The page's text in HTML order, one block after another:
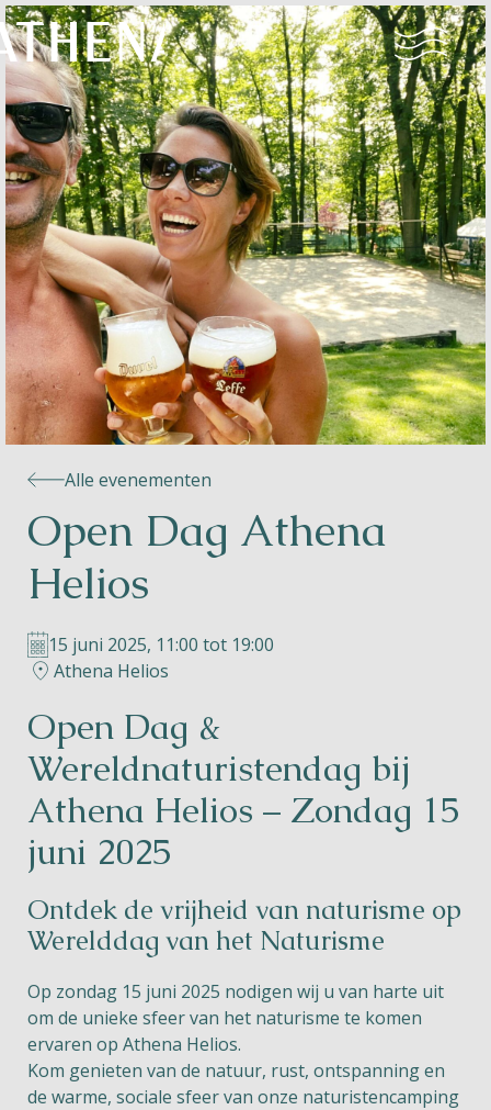
Naturisme
Community
Kalender
Parken
Le Perron
Helios
Contact
NL FR EN
Android Play Store
Alle evenementen
Open Dag Athena
Helios
15 juni 2025, 11:00 tot 19:00
Athena Helios
Open Dag &
Wereldnaturistendag bij
Athena Helios – Zondag 15
juni 2025
Ontdek de vrijheid van naturisme op
Werelddag van het Naturisme
Op zondag 15 juni 2025 nodigen wij u van harte uit
om de unieke sfeer van het naturisme te komen
ervaren op Athena Helios.
Kom genieten van de natuur, rust, ontspanning en
de warme, sociale sfeer van onze naturistencamping